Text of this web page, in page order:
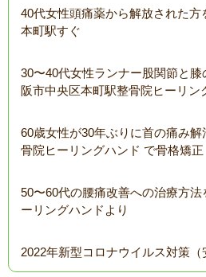
40代女性頭痛薬から解放された
本町駅すぐ
30〜40代女性ランナー股関節と
阪市中央区本町駅整骨院ヒーリン
60歳女性が30年ぶりに首の痛み
骨院ヒーリングハンド で骨格矯正
50〜60代の腰痛改善への治療方法
ーリングハンドより
2022年新型コロナウイルス対策（